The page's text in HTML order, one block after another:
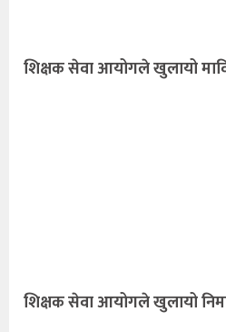
शिक्षक सेवा आयोगले खुलायो
शिक्षक सेवा आयोगले खुलायो